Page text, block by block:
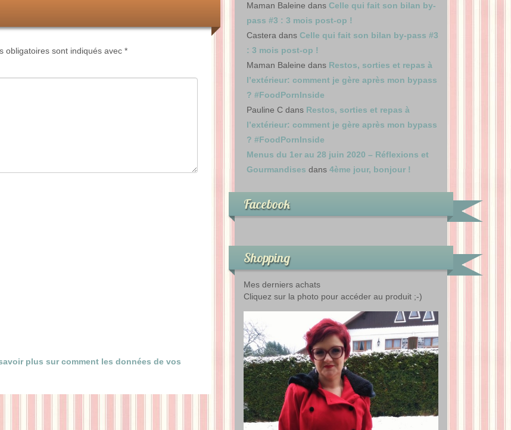
obligatoires sont indiqués avec *
plus sur comment les données de vos
Maman Baleine dans Celle qui fait son bilan by-
pass #3 : 3 mois post-op !
Castera dans Celle qui fait son bilan by-pass #3
: 3 mois post-op !
Maman Baleine dans Restos, sorties et repas à
l’extérieur: comment je gère après mon bypass
? #FoodPornInside
Pauline Cdans Restos, sorties et repas à
l’extérieur: comment je gère après mon bypass
? #FoodPornInside
Menus du 1er au 28 juin 2020 – Réflexions et
Gourmandises dans 4ème jour, bonjour !
Facebook
Shopping
Mes derniers achats
Cliquez sur la photo pour accéder au produit ;-)